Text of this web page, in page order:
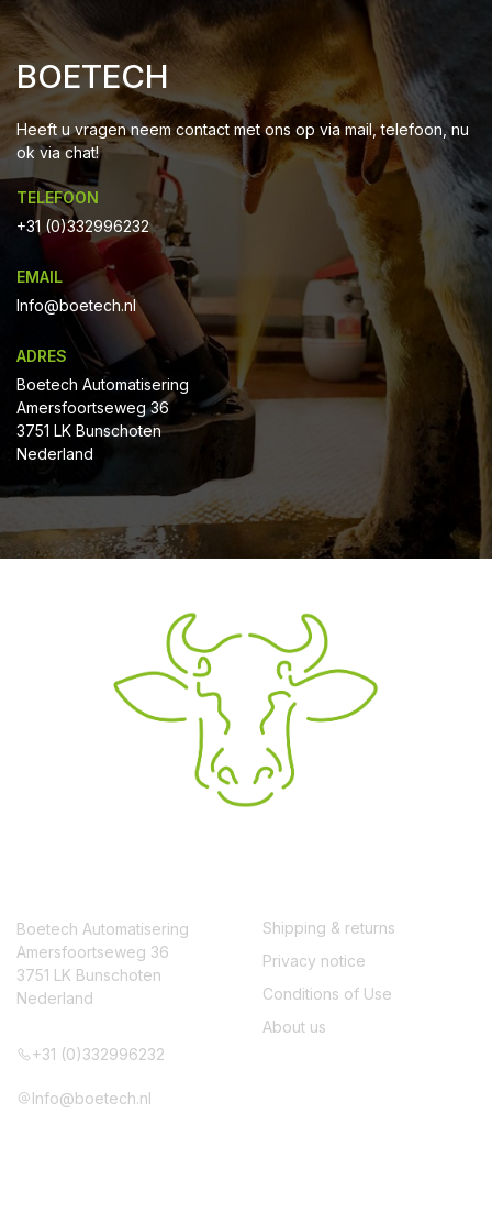
BOETECH
Heeft u vragen neem contact met ons op via mail, telefoon, nu
ok via chat!
TELEFOON
+31 (0)332996232
EMAIL
Info@boetech.nl
ADRES
Boetech Automatisering
Amersfoortseweg 36
3751 LK Bunschoten
Nederland
Boetech Automatisering
Amersfoortseweg 36
3751 LK Bunschoten
Nederland
+31 (0)332996232
Info@boetech.nl
Shipping & returns
Privacy notice
Conditions of Use
About us